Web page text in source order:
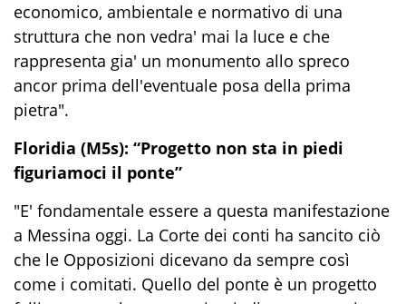
economico, ambientale e normativo di una
struttura che non vedra' mai la luce e che
rappresenta gia' un monumento allo spreco
ancor prima dell'eventuale posa della prima
pietra".
Floridia (M5s): “Progetto non sta in piedi
figuriamoci il ponte”
"E' fondamentale essere a questa manifestazione
a Messina oggi. La Corte dei conti ha sancito ciò
che le Opposizioni dicevano da sempre così
come i comitati. Quello del ponte è un progetto